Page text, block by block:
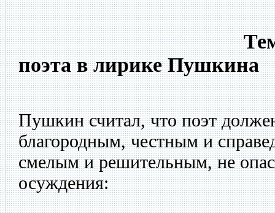
поэта в лирике Пушкина
Пушкин считал, что поэт
благородным, честным и
смелым и решительным, не
осуждения: